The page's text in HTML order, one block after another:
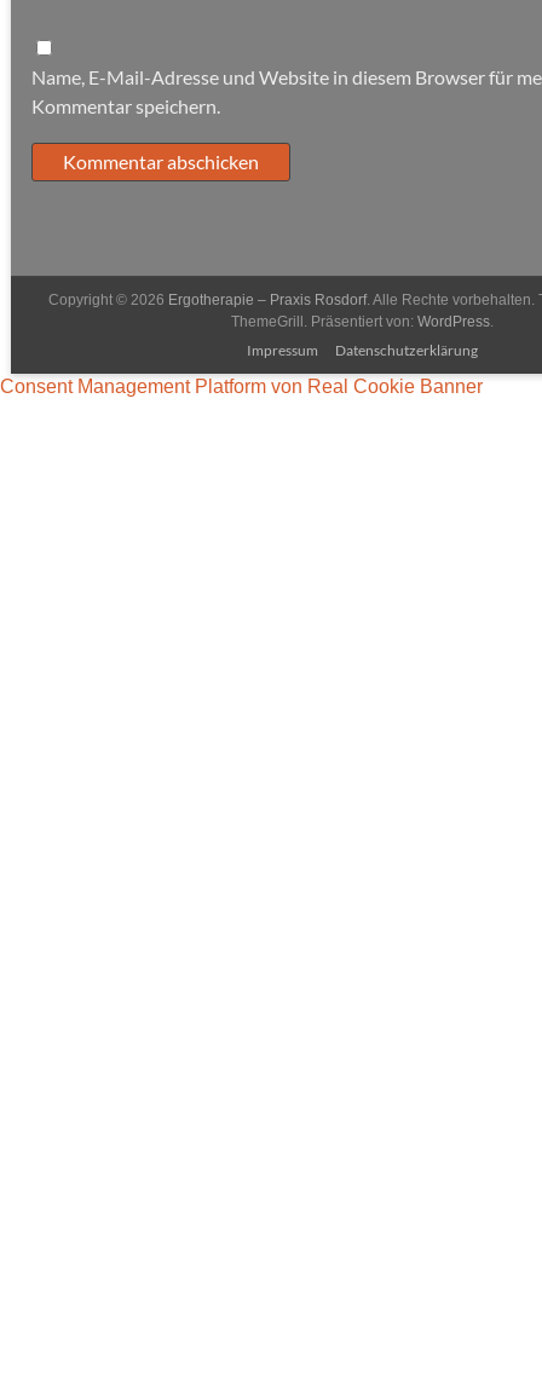
Name, E-Mail-Adresse und Website in diesem Browser für
Kommentar speichern.
Copyright © 2026 Ergotherapie – Praxis Rosdorf. Alle Rechte vorbehalten.
ThemeGrill. Präsentiert von:WordPress.
Impressum Datenschutzerklärung
Consent Management Platform von Real Cookie Banner